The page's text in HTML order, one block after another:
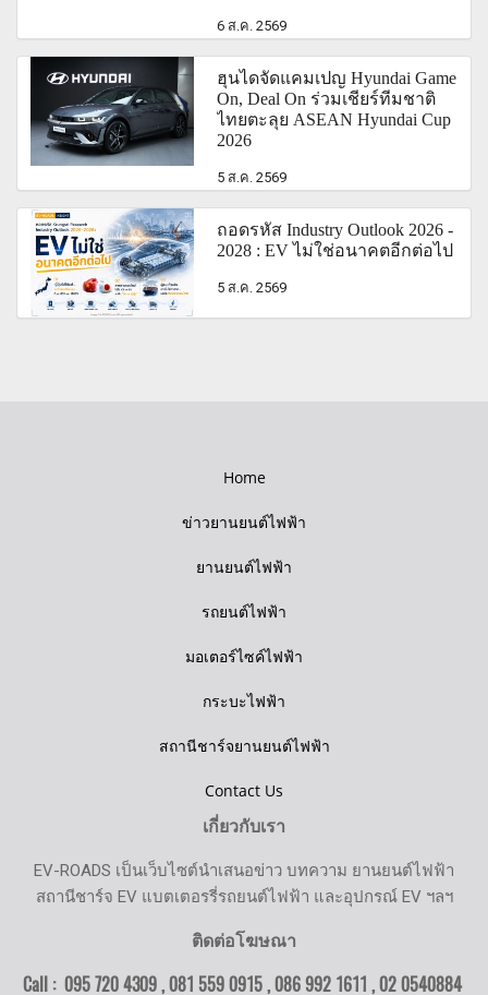
6 ส.ค. 2569
ฮุนไดจัดแคมเปญ Hyundai Game
On, Deal On ร่วมเชียร์ทีมชาติ
ไทยตะลุย ASEAN Hyundai Cup
2026
5 ส.ค. 2569
ถอดรหัส Industry Outlook 2026 -
2028 : EV ไม่ใช่อนาคตอีกต่อไป
5 ส.ค. 2569
Home
ข่าวยานยนต์ไฟฟ้า
ยานยนต์ไฟฟ้า
รถยนต์ไฟฟ้า
มอเตอร์ไซค์ไฟฟ้า
กระบะไฟฟ้า
สถานีชาร์จยานยนต์ไฟฟ้า
Contact Us
เกี่ยวกับเรา
EV-ROADS เป็นเว็บไซต์นำเสนอข่าว บทความ ยานยนต์ไฟฟ้า
สถานีชาร์จ EV แบตเตอรรี่รถยนต์ไฟฟ้า และอุปกรณ์ EV ฯลฯ
ติดต่อโฆษณา
Call : 095 720 4309 , 081 559 0915 , 086 992 1611 ,02 0540884